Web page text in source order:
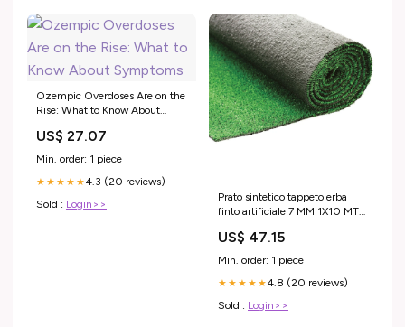
Ozempic Overdoses Are on the
Rise: What to Know About
US$ 27.07
Min. order: 1 piece
★★★★★4.3 (20 reviews)
Sold : Login>>
Prato sintetico tappeto erba
finto artificiale 7 MM 1X10 MT
US$ 47.15
Min. order: 1 piece
★★★★★4.8 (20 reviews)
Sold : Login>>